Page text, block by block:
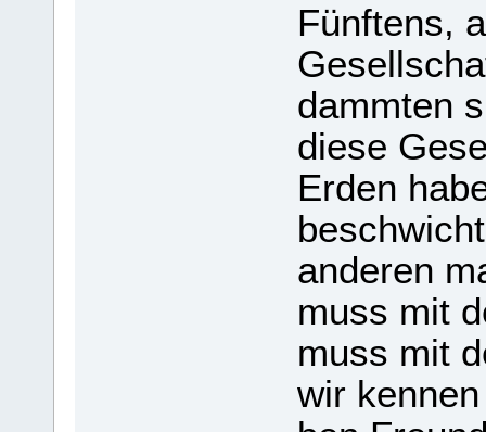
Fünf­tens,
damm­ten
diese
Erden
ande­ren
muss mit
muss mit
wir